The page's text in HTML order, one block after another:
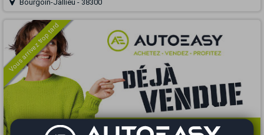
Bourgoin-Jallieu - 38300
Vous arrivez trop tard